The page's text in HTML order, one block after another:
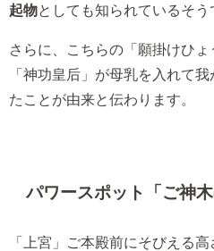
起物としても知られているそう
さらに、こちらの「願掛けひ
「神功皇后」が母乳を入れて
たことが由来と伝わります。
パワースポット「ご神木
「上宮」ご本殿前にそびえる